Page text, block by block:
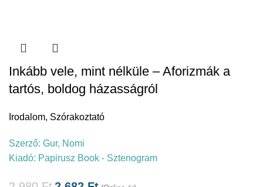
Inkább vele, mint nélküle – Aforizmák a
tartós, boldog házasságról
Irodalom, Szórakoztató
Szerző: Gur, Nomi
Kiadó: Papirusz Book - Sztenogram